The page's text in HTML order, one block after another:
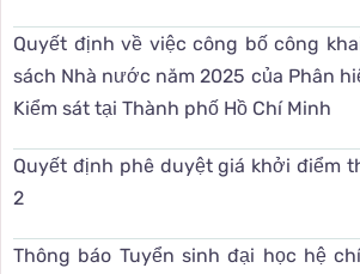
Quyết định về việc công bố công
sách Nhà nước năm 2025 của Phân
Kiểm sát tại Thành phố Hồ Chí Minh
Quyết định phê duyệt giá khởi điểm
2
Thông báo Tuyển sinh đại học hệ